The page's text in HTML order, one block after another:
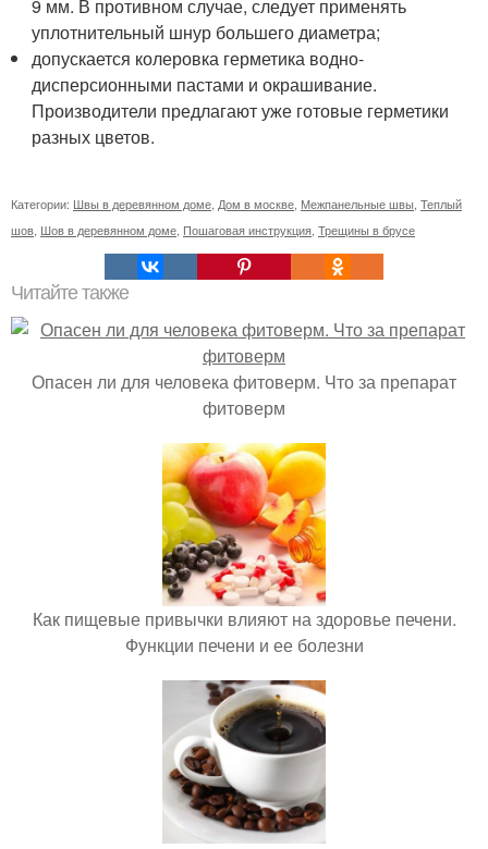
9 мм. В противном случае, следует применять
уплотнительный шнур большего диаметра;
допускается колеровка герметика водно-
дисперсионными пастами и окрашивание.
Производители предлагают уже готовые герметики
разных цветов.
Категории: Швы в деревянном доме Дом в москве Межпанельные швы Теплый
шов Шов в деревянном доме Пошаговая инструкция Трещины в брусе
Читайте также
Опасен ли для человека фитоверм. Что за препарат
фитоверм
Как пищевые привычки влияют на здоровье печени.
Функции печени и ее болезни